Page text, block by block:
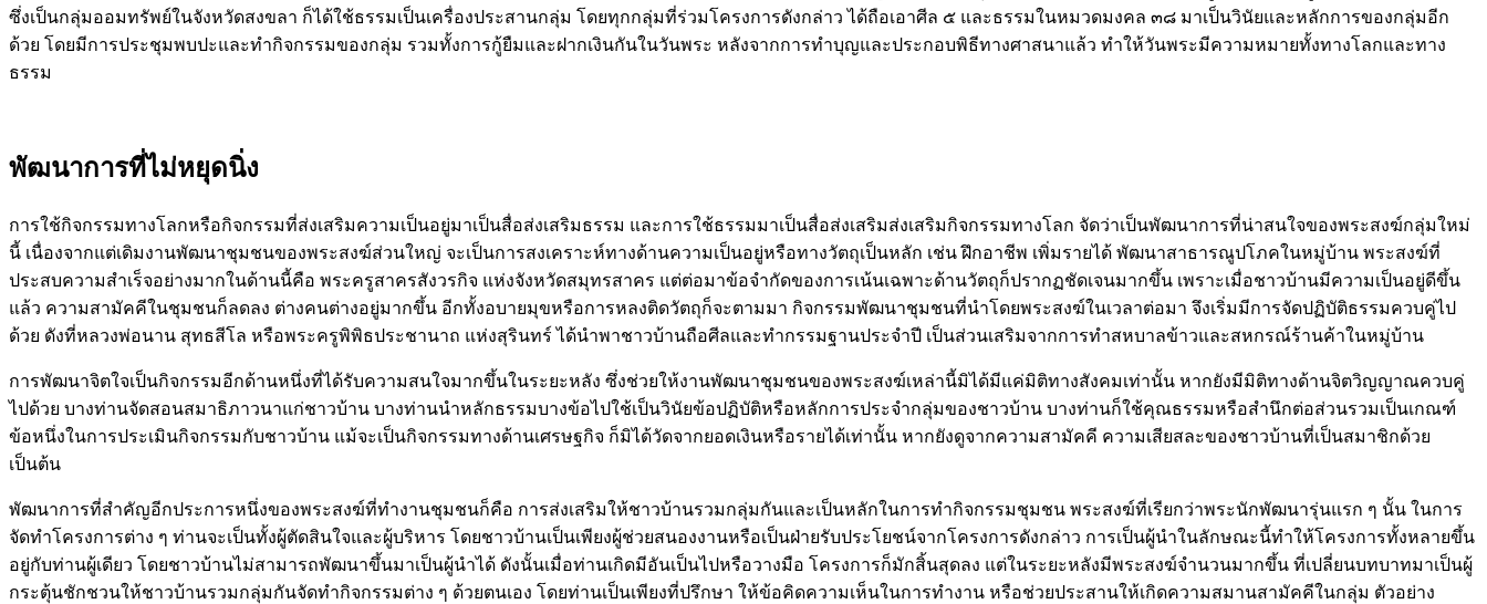
ซึ่งเป็นกลุ่มออมทรัพย์ในจังหวัดสงขลา ก็ได้ใช้ธรรมเป็นเครื่องประสานกลุ่ม โดยทุกกลุ่มที่ร่วมโครงการดังกล่าว ได้ถือเอาศีล ๕ และธรรมในหมวดมงคล ๓๘ มาเป็นวินัยและหลักการของกลุ่มอีก
ด้วย โดยมีการประชุมพบปะและทำกิจกรรมของกลุ่ม รวมทั้งการกู้ยืมและฝากเงินกันในวันพระ หลังจากการทำบุญและประกอบพิธีทางศาสนาแล้ว ทำให้วันพระมีความหมายทั้งทางโลกและทาง
ธรรม
พัฒนาการที่ไม่หยุดนิ่ง
การใช้กิจกรรมทางโลกหรือกิจกรรมที่ส่งเสริมความเป็นอยู่มาเป็นสื่อส่งเสริมธรรม และการใช้ธรรมมาเป็นสื่อส่งเสริมส่งเสริมกิจกรรมทางโลก จัดว่าเป็นพัฒนาการที่น่าสนใจของพระสงฆ์กลุ่มใหม่
นี้ เนื่องจากแต่เดิมงานพัฒนาชุมชนของพระสงฆ์ส่วนใหญ่ จะเป็นการสงเคราะห์ทางด้านความเป็นอยู่หรือทางวัตถุเป็นหลัก เช่น ฝึกอาชีพ เพิ่มรายได้ พัฒนาสาธารณูปโภคในหมู่บ้าน พระสงฆ์ที่
ประสบความสำเร็จอย่างมากในด้านนี้คือ พระครูสาครสังวรกิจ แห่งจังหวัดสมุทรสาคร แต่ต่อมาข้อจำกัดของการเน้นเฉพาะด้านวัตถุก็ปรากฏชัดเจนมากขึ้น เพราะเมื่อชาวบ้านมีความเป็นอยู่ดีขึ้น
แล้ว ความสามัคคีในชุมชนก็ลดลง ต่างคนต่างอยู่มากขึ้น อีกทั้งอบายมุขหรือการหลงติดวัตถุก็จะตามมา กิจกรรมพัฒนาชุมชนที่นำโดยพระสงฆ์ในเวลาต่อมา จึงเริ่มมีการจัดปฏิบัติธรรมควบคู่ไป
ด้วย ดังที่หลวงพ่อนาน สุทธสีโล หรือพระครูพิพิธประชานาถ แห่งสุรินทร์ ได้นำพาชาวบ้านถือศีลและทำกรรมฐานประจำปี เป็นส่วนเสริมจากการทำสหบาลข้าวและสหกรณ์ร้านค้าในหมู่บ้าน
การพัฒนาจิตใจเป็นกิจกรรมอีกด้านหนึ่งที่ได้รับความสนใจมากขึ้นในระยะหลัง ซึ่งช่วยให้งานพัฒนาชุมชนของพระสงฆ์เหล่านี้มิได้มีแค่มิติทางสังคมเท่านั้น หากยังมีมิติทางด้านจิตวิญญาณควบคู่
ไปด้วย บางท่านจัดสอนสมาธิภาวนาแก่ชาวบ้าน บางท่านนำหลักธรรมบางข้อไปใช้เป็นวินัยข้อปฏิบัติหรือหลักการประจำกลุ่มของชาวบ้าน บางท่านก็ใช้คุณธรรมหรือสำนึกต่อส่วนรวมเป็นเกณฑ์
ข้อหนึ่งในการประเมินกิจกรรมกับชาวบ้าน แม้จะเป็นกิจกรรมทางด้านเศรษฐกิจ ก็มิได้วัดจากยอดเงินหรือรายได้เท่านั้น หากยังดูจากความสามัคคี ความเสียสละของชาวบ้านที่เป็นสมาชิกด้วย
เป็นต้น
พัฒนาการที่สำคัญอีกประการหนึ่งของพระสงฆ์ที่ทำงานชุมชนก็คือ การส่งเสริมให้ชาวบ้านรวมกลุ่มกันและเป็นหลักในการทำกิจกรรมชุมชน พระสงฆ์ที่เรียกว่าพระนักพัฒนารุ่นแรก ๆ นั้น ในการ
จัดทำโครงการต่าง ๆ ท่านจะเป็นทั้งผู้ตัดสินใจและผู้บริหาร โดยชาวบ้านเป็นเพียงผู้ช่วยสนองงานหรือเป็นฝ่ายรับประโยชน์จากโครงการดังกล่าว การเป็นผู้นำในลักษณะนี้ทำให้โครงการทั้งหลายขึ้น
อยู่กับท่านผู้เดียว โดยชาวบ้านไม่สามารถพัฒนาขึ้นมาเป็นผู้นำได้ ดังนั้นเมื่อท่านเกิดมีอันเป็นไปหรือวางมือ โครงการก็มักสิ้นสุดลง แต่ในระยะหลังมีพระสงฆ์จำนวนมากขึ้น ที่เปลี่ยนบทบาทมาเป็นผู้
กระตุ้นชักชวนให้ชาวบ้านรวมกลุ่มกันจัดทำกิจกรรมต่าง ๆ ด้วยตนเอง โดยท่านเป็นเพียงที่ปรึกษา ให้ข้อคิดความเห็นในการทำงาน หรือช่วยประสานให้เกิดความสมานสามัคคีในกลุ่ม ตัวอย่าง